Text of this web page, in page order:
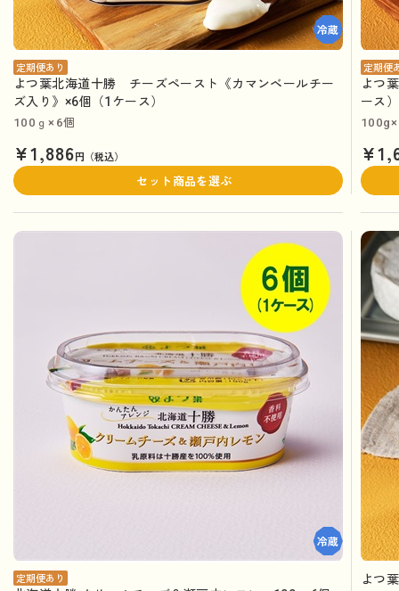
定期便あり
よつ葉北海道十勝 チーズペースト《カマンベールチー
ズ入り》×6個（1ケース）
100ｇ×6個
¥1,886円（税込）
セット商品を選ぶ
定期便
よつ
ース）
定期便あり
よつ